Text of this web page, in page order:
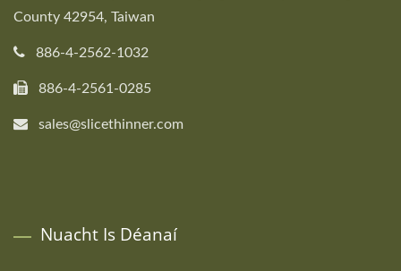
County 42954, Taiwan
886-4-2562-1032
886-4-2561-0285
sales@slicethinner.com
Nuacht Is Déanaí